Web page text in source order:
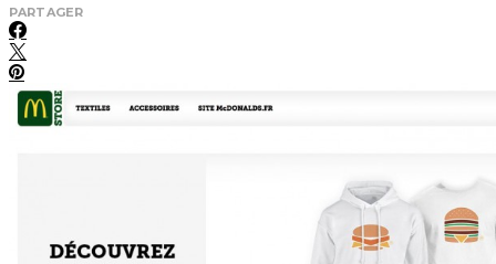
PARTAGER